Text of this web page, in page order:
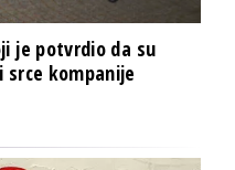
je potvrdio da su
kompanije